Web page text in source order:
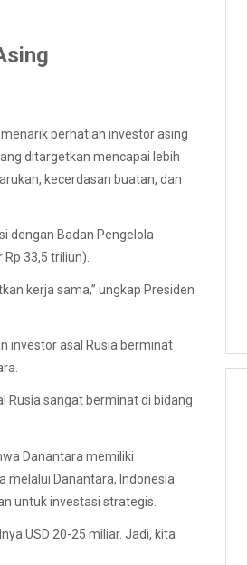
perhatian investor asing
ditargetkan mencapai lebih
kecerdasan buatan, dan
dengan Badan Pengelola
33,5 triliun).
kerja sama,” ungkap Presiden
investor asal Rusia berminat
Rusia sangat berminat di bidang
Danantara memiliki
melalui Danantara, Indonesia
untuk investasi strategis.
USD 20-25 miliar. Jadi, kita